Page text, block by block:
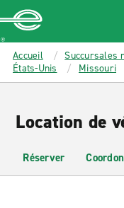
MAIN
CONTENT
Enterprise
Accueil
Succursales
États-Unis
Missouri
Location de
Réserver